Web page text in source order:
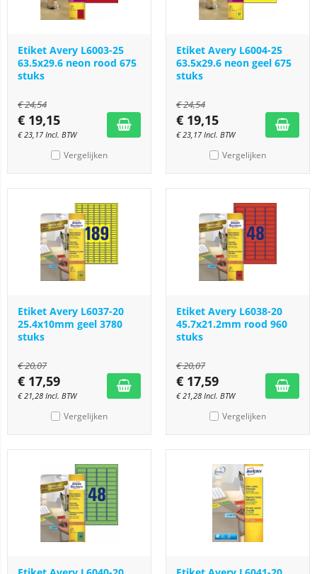
Etiket Avery L6003-25
63.5x29.6 neon rood 675
stuks
€24,54
€ 19,15
€23,17 Incl. BTW
Vergelijken
Etiket Avery L6004-25
63.5x29.6 neon geel 675
stuks
€24,54
€ 19,15
€23,17 Incl. BTW
Vergelijken
Etiket Avery L6037-20
25.4x10mm geel 3780
stuks
€20,07
€ 17,59
€21,28 Incl. BTW
Vergelijken
Etiket Avery L6038-20
45.7x21.2mm rood 960
stuks
€20,07
€ 17,59
€21,28 Incl. BTW
Vergelijken